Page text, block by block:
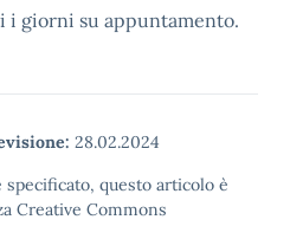
giorni su appuntamento.
28.02.2024
questo articolo è
Creative Commons